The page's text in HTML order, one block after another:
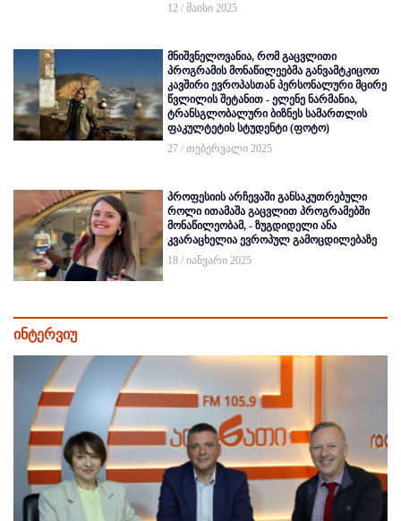
12 / მაისი 2025
მნიშვნელოვანია, რომ გაცვლითი
პროგრამის მონაწილეებმა განვამტკიცოთ
კავშირი ევროპასთან პერსონალური მცირე
წვლილის შეტანით - ელენე ნარმანია,
ტრანსგლობალური ბიზნეს სამართლის
ფაკულტეტის სტუდენტი (ფოტო)
27 / თებერვალი 2025
პროფესიის არჩევაში განსაკუთრებული
როლი ითამაშა გაცვლით პროგრამებში
მონაწილეობამ, - ზუგდიდელი ანა
კვარაცხელია ევროპულ გამოცდილებაზე
18 / იანვარი 2025
ინტერვიუ